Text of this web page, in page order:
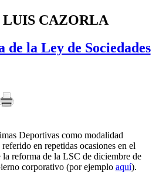
CAZORLA
de la Ley de Sociedades
Deportivas como modalidad
en repetidas ocasiones en el
reforma de la LSC de diciembre de
corporativo (por ejemplo aquí).